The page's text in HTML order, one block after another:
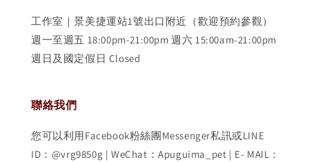
工作室｜景美捷運站1號出口附近（歡迎預約參觀）
週一至週五 18:00pm-21:00pm 週六 15:00am-21:00pm
週日及國定假日 Closed
聯絡我們
您可以利用Facebook粉絲團Messenger私訊或LINE
ID：@vrg9850g | WeChat：Apuguima_pet | E- MAIL：